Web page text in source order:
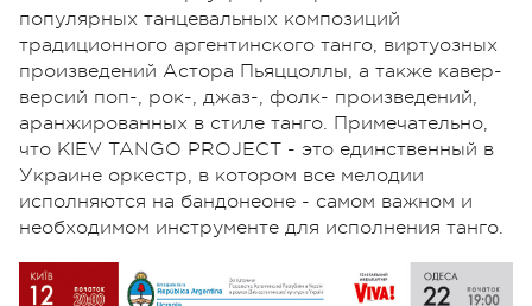
популярных танцевальных композиций
традиционного аргентинского танго, виртуозных
произведений Астора Пьяццоллы, а также кавер-
версий поп-, рок-, джаз-, фолк- произведений,
аранжированных в стиле танго. Примечательно,
что KIEV TANGO PROJECT - это единственный в
Украине оркестр, в котором все мелодии
исполняются на бандонеоне - самом важном и
необходимом инструменте для исполнения танго.